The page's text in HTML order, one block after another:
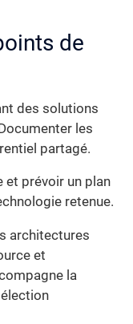
de
des solutions
les
partagé.
prévoir un plan
retenue.
architectures
et
la